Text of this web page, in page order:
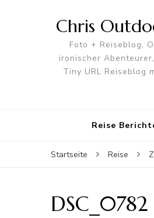
Chris
Foto + Reiseblog,
ironischer
Tiny URL Reiseblog
Reise
Startseite Reise
DSC_0782